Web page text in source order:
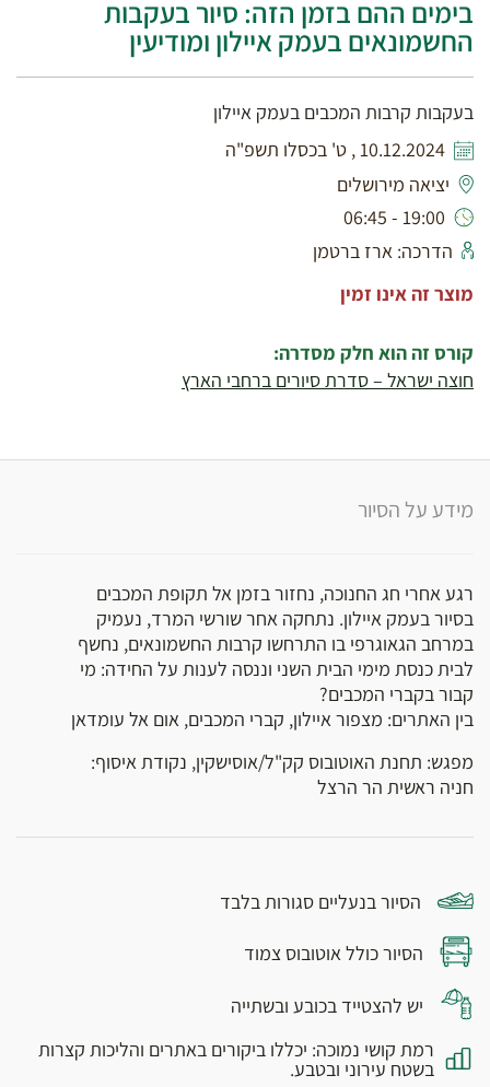
בימים ההם בזמן הזה: סיור בעקבות
החשמונאים בעמק איילון ומודיעין
בעקבות קרבות המכבים בעמק איילון
10.12.2024 , ט' בכסלו תשפ"ה
יציאה מירושלים
19:00 - 06:45
הדרכה: ארז ברטמן
מוצר זה אינו זמין
קורס זה הוא חלק מסדרה:
חוצה ישראל – סדרת סיורים ברחבי הארץ
מידע על הסיור
רגע אחרי חג החנוכה, נחזור בזמן אל תקופת המכבים
בסיור בעמק איילון. נתחקה אחר שורשי המרד, נעמיק
במרחב הגאוגרפי בו התרחשו קרבות החשמונאים, נחשף
לבית כנסת מימי הבית השני וננסה לענות על החידה: מי
קבור בקברי המכבים?
בין האתרים: מצפור איילון, קברי המכבים, אום אל עומדאן
מפגש: תחנת האוטובוס קק"ל/אוסישקין, נקודת איסוף:
חניה ראשית הר הרצל
הסיור בנעליים סגורות בלבד
הסיור כולל אוטובוס צמוד
יש להצטייד בכובע ובשתייה
רמת קושי נמוכה: יכללו ביקורים באתרים והליכות קצרות
בשטח עירוני ובטבע.